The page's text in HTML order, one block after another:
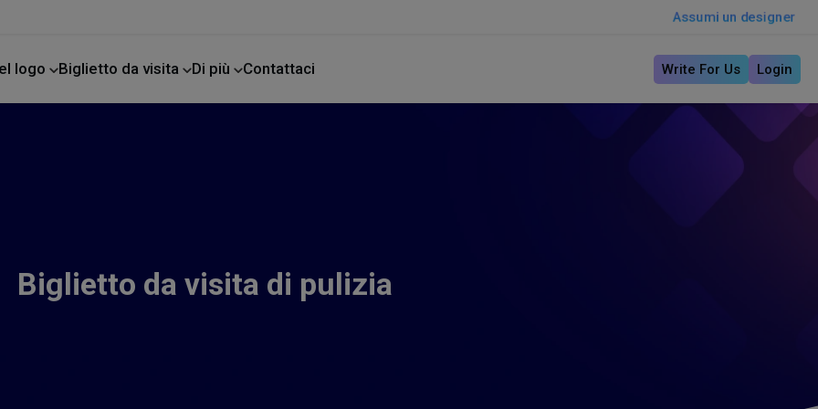
Assumi un designer
logo Biglietto da visita Di più Contattaci Write For Us Login
Biglietto da visita di pulizia